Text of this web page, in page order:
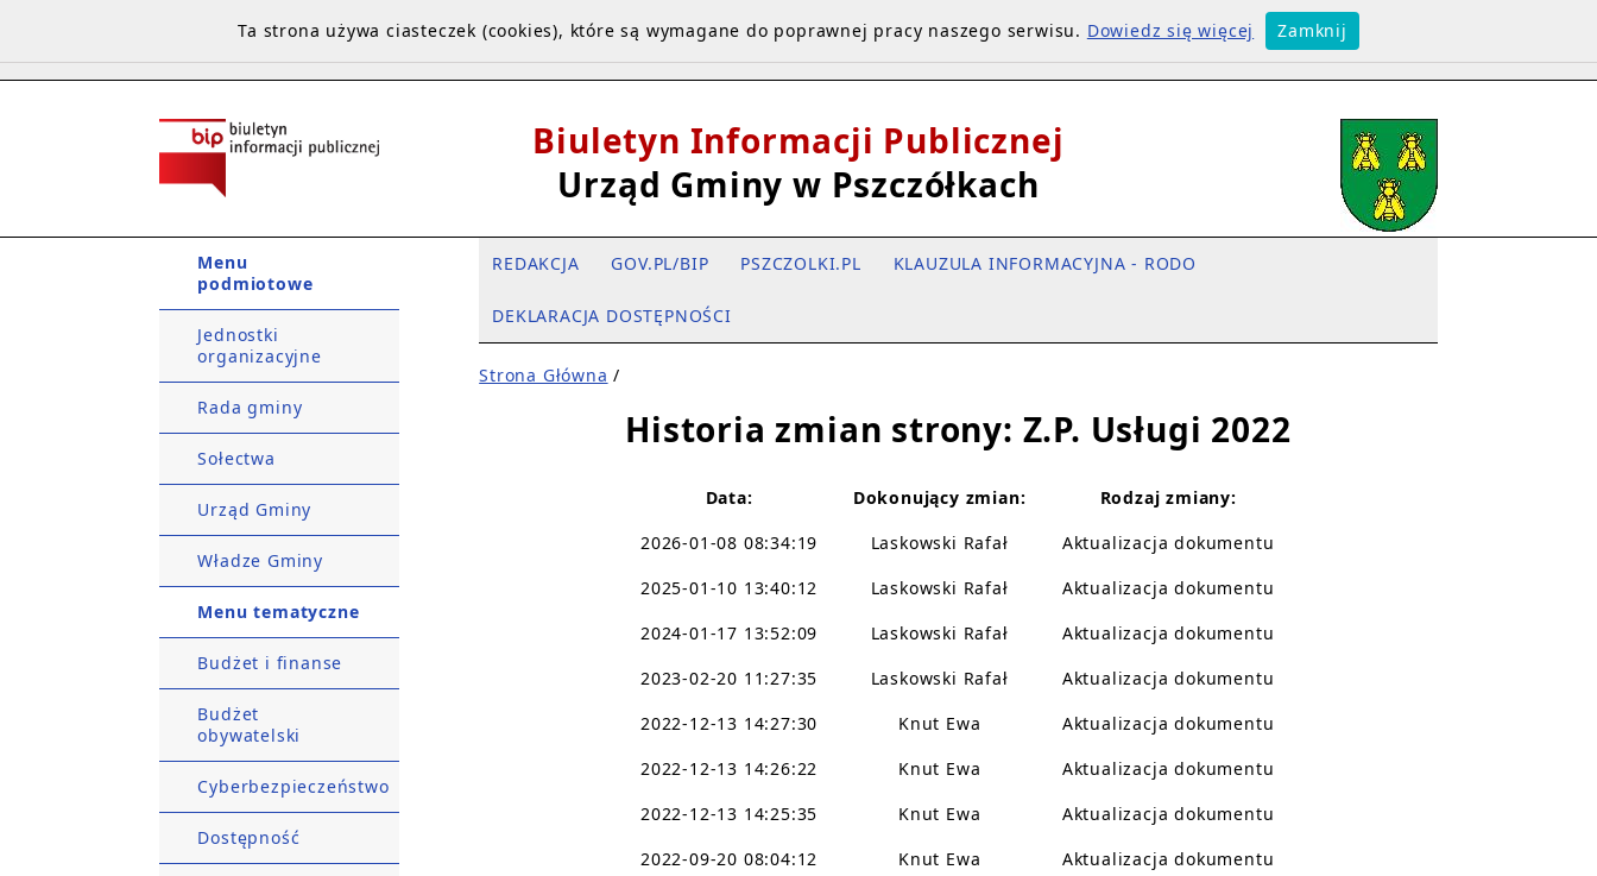
Biuletyn Informacji Publicznej
Urząd Gminy w Pszczółkach
Menu
podmiotowe
Jednostki
organizacyjne
Rada gminy
Sołectwa
Urząd Gminy
Władze Gminy
Menu tematyczne
Budżet i finanse
Budżet
obywatelski
Cyberbezpieczeństwo
Dostępność
REDAKCJA GOV.PL/BIP PSZCZOLKI.PL KLAUZULA INFORMACYJNA - RODO
DEKLARACJA DOSTĘPNOŚCI
Strona Główna /
Historia zmian strony: Z.P. Usługi 2022
Data: Dokonujący zmian:
Rodzaj zmiany:
2026-01-08 08:34:19
Laskowski Rafał
Aktualizacja dokumentu
2025-01-10 13:40:12
Laskowski Rafał
Aktualizacja dokumentu
2024-01-17 13:52:09
Laskowski Rafał
Aktualizacja dokumentu
2023-02-20 11:27:35
Laskowski Rafał
Aktualizacja dokumentu
2022-12-13 14:27:30
Knut Ewa
Aktualizacja dokumentu
2022-12-13 14:26:22
Knut Ewa
Aktualizacja dokumentu
2022-12-13 14:25:35
Knut Ewa
Aktualizacja dokumentu
2022-09-20 08:04:12
Knut Ewa
Aktualizacja dokumentu
Ta strona używa ciasteczek (cookies), które są wymagane do poprawnej pracy naszego serwisu. Dowiedz się więcej Zamknij